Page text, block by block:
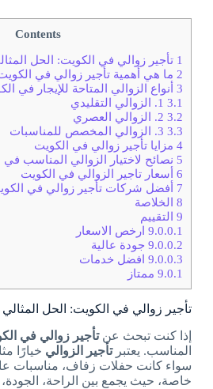
Contents
1 تأجير زوالي في الكويت: الحل
2ما هي أهمية تأجير زوالي في
3أنواع الزوالي المتاحة للإيجار في
3.11. الزوالي التقليدي
3.22. الزوالي العصري
3.33. الزوالي المخصص للمناسبات
4مزايا تأجير زوالي في الكويت
5 نصائح لاختيار الزوالي المناسب في
6أسعار تاجير الزوالي في الكويت
7 أفضل شركات تأجير زوالي في
8الخلاصة
9التقييم
9.0.0.1ارخص الاسعار
9.0.0.2جودة عالية
9.0.0.3افضل خدمات
9.0.1ممتاز
تأجير زوالي في الكويت: الحل المثالي
إذا كنت تبحث عنتأجير زوالي في
المناسب. يعتبرتأجير الزوالي خيارًا
سواء كانت حفلات زفاف، مناسبات
خاصة، حيث يجمع بين الراحة، الجودة،